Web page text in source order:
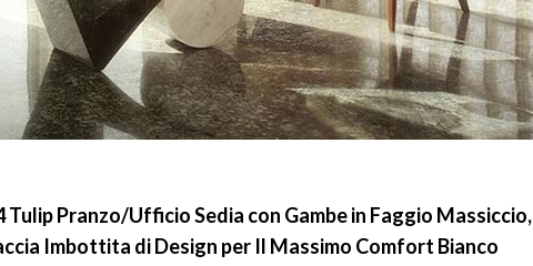
Tulip Pranzo/Ufficio Sedia con Gambe in Faggio Massiccio,
Imbottita di Design per Il Massimo Comfort Bianco